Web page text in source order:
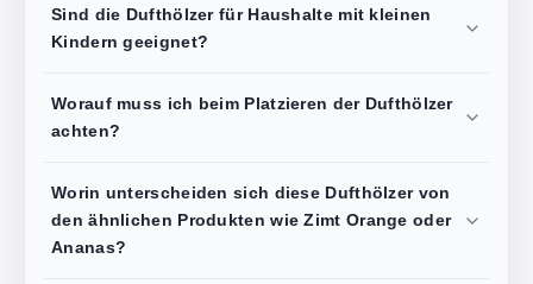
Sind die Dufthölzer für Haushalte mit kleinen
Kindern geeignet?
Worauf muss ich beim Platzieren der Dufthölzer
achten?
Worin unterscheiden sich diese Dufthölzer von
den ähnlichen Produkten wie Zimt Orange oder
Ananas?